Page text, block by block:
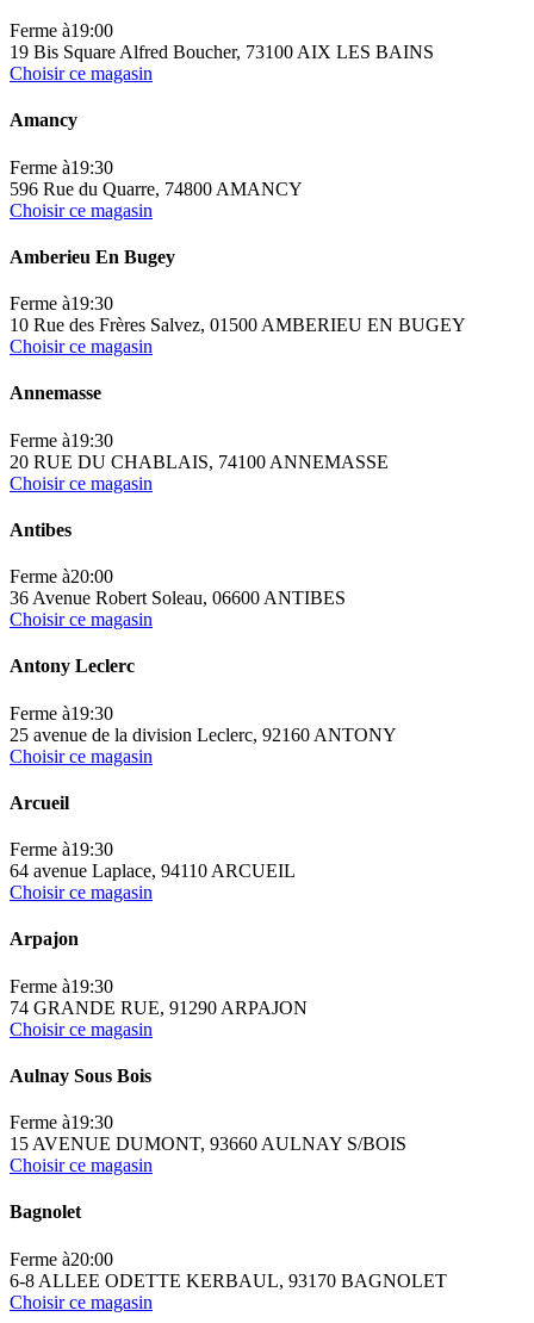
Ferme à19:00
19 Bis Square Alfred Boucher, 73100 AIX LES BAINS
Choisir ce magasin
Amancy
Ferme à19:30
596 Rue du Quarre, 74800 AMANCY
Choisir ce magasin
Amberieu En Bugey
Ferme à19:30
10 Rue des Frères Salvez, 01500 AMBERIEU EN BUGEY
Choisir ce magasin
Annemasse
Ferme à19:30
20 RUE DU CHABLAIS, 74100 ANNEMASSE
Choisir ce magasin
Antibes
Ferme à20:00
36 Avenue Robert Soleau, 06600 ANTIBES
Choisir ce magasin
Antony Leclerc
Ferme à19:30
25 avenue de la division Leclerc, 92160 ANTONY
Choisir ce magasin
Arcueil
Ferme à19:30
64 avenue Laplace, 94110 ARCUEIL
Choisir ce magasin
Arpajon
Ferme à19:30
74 GRANDE RUE, 91290 ARPAJON
Choisir ce magasin
Aulnay Sous Bois
Ferme à19:30
15 AVENUE DUMONT, 93660 AULNAY S/BOIS
Choisir ce magasin
Bagnolet
Ferme à20:00
6-8 ALLEE ODETTE KERBAUL, 93170 BAGNOLET
Choisir ce magasin